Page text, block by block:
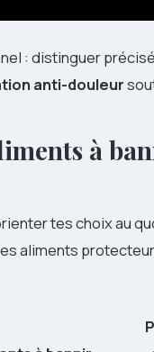
: distinguer
anti-douleur
à
tes choix au
aliments